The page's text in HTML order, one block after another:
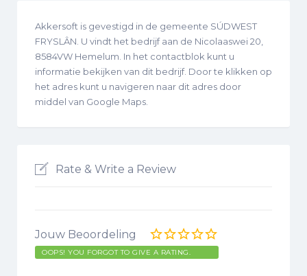
Akkersoft is gevestigd in de gemeente SÚDWEST
FRYSLÂN. U vindt het bedrijf aan de Nicolaaswei 20,
8584VW Hemelum. In het contactblok kunt u
informatie bekijken van dit bedrijf. Door te klikken op
het adres kunt u navigeren naar dit adres door
middel van Google Maps.
Rate & Write a Review
Jouw Beoordeling
OOPS! YOU FORGOT TO GIVE A RATING.